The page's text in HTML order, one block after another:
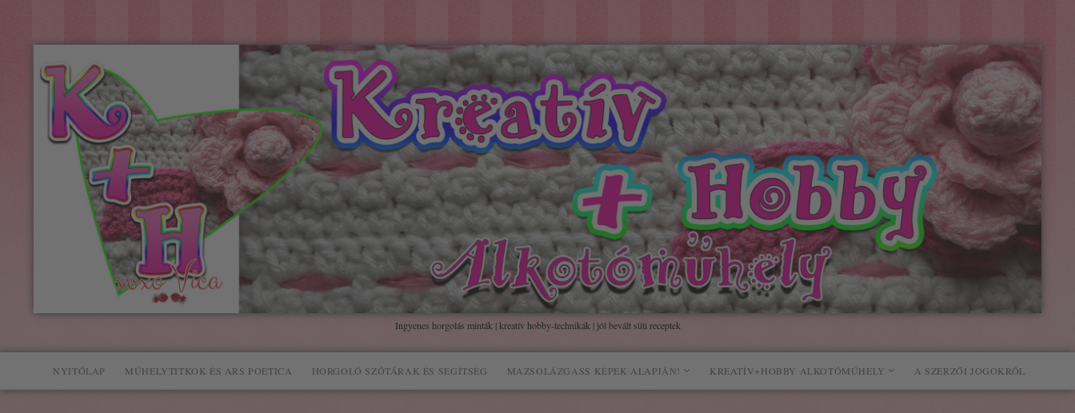
Kreatív+Hobby
Alkotóműhely
Ingyenes horgolás minták | kreatív hobby-technikák | jól bevált süti receptek
NYITÓLAP MŰHELYTITKOK ÉS ARS POETICA HORGOLÓ SZÓTÁRAK ÉS SEGÍTSÉG MAZSOLÁZGASS KÉPEK ALAPJÁN! KREATÍV+HOBBY ALKOTÓMŰHELY A SZERZŐI JOGOKRÓL